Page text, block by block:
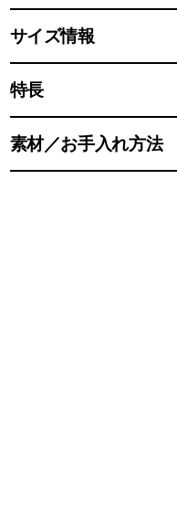
サイズ情報
特長
素材／お手入れ方法